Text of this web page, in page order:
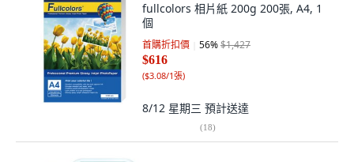
fullcolors 相片紙 200g 200張, A4, 1
個
首購折扣價 56%$1,427
$616
($3.08/1張)
8/12 星期三 預計送達
(18)